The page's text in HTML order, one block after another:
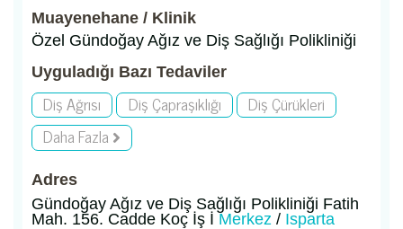
Muayenehane / Klinik
Özel Gündoğay Ağız ve Diş Sağlığı Polikliniği
Uyguladığı Bazı Tedaviler
Diş Ağrısı Diş Çapraşıklığı
Diş Çürükleri
Daha Fazla
Adres
Gündoğay Ağız ve Diş Sağlığı Polikliniği Fatih
Mah. 156. Cadde Koç İş İMerkez / Isparta